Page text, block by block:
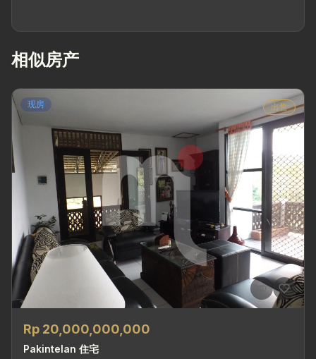
相似房产
现房 出售
Rp 20,000,000,000
Pakintelan 住宅